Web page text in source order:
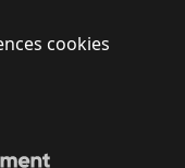
cookies